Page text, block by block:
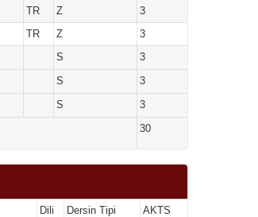
TR Z 3
TR Z 3
S 3
S 3
S
3
30
Dili Dersin Tipi AKTS